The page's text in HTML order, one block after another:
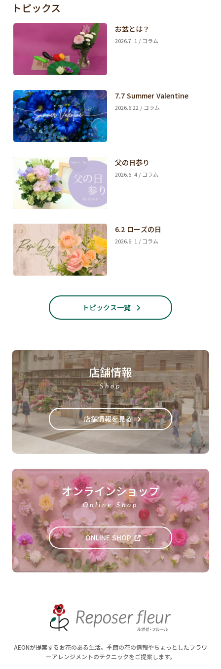
トピックス
お盆とは？
2026.7. 1 / コラム
7.7 Summer Valentine
2026.6.22 / コラム
父の日参り
2026.6. 4 / コラム
6.2 ローズの日
2026.6. 1 / コラム
トピックス一覧
店舗情報
Shop
店舗情報を見る
オンラインショップ
Online Shop
ONLINE SHOP
AEONが提案するお花のある生活。季節の花の情報やちょっとしたフラワ
ーアレンジメントのテクニックをご提案します。